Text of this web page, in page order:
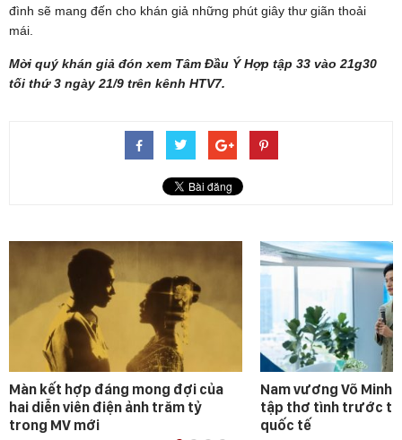
đình sẽ mang đến cho khán giả những phút giây thư giãn thoải
mái.
Mời quý khán giả đón xem Tâm Đầu Ý Hợp tập 33 vào 21g30
tối thứ 3 ngày 21/9 trên kênh HTV7.
Màn kết hợp đáng mong đợi của
hai diễn viên điện ảnh trăm tỷ
trong MV mới
Nam vương Võ Minh
tập thơ tình trước
quốc tế